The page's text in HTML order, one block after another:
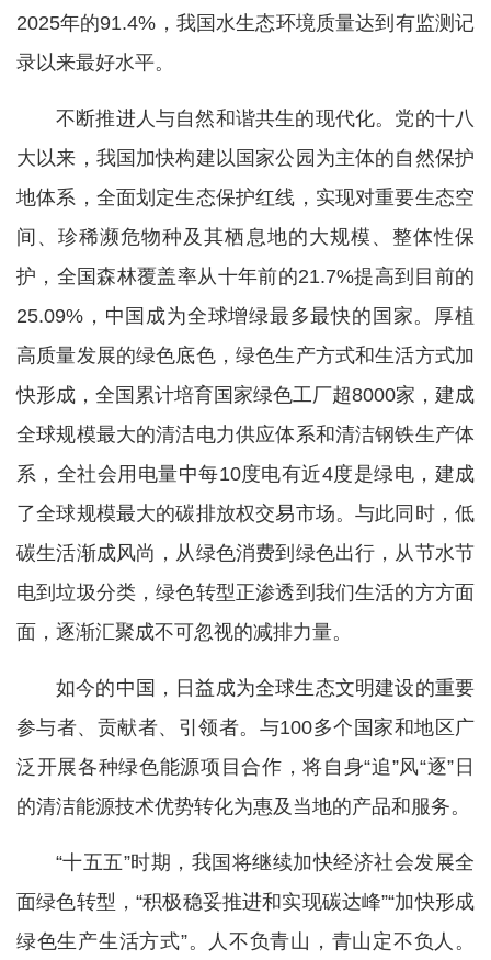
2025年的91.4%，我国水生态环境质量达到有监测记
录以来最好水平。
不断推进人与自然和谐共生的现代化。党的十八
大以来，我国加快构建以国家公园为主体的自然保护
地体系，全面划定生态保护红线，实现对重要生态空
间、珍稀濒危物种及其栖息地的大规模、整体性保
护，全国森林覆盖率从十年前的21.7%提高到目前的
25.09%，中国成为全球增绿最多最快的国家。厚植
高质量发展的绿色底色，绿色生产方式和生活方式加
快形成，全国累计培育国家绿色工厂超8000家，建成
全球规模最大的清洁电力供应体系和清洁钢铁生产体
系，全社会用电量中每10度电有近4度是绿电，建成
了全球规模最大的碳排放权交易市场。与此同时，低
碳生活渐成风尚，从绿色消费到绿色出行，从节水节
电到垃圾分类，绿色转型正渗透到我们生活的方方面
面，逐渐汇聚成不可忽视的减排力量。
如今的中国，日益成为全球生态文明建设的重要
参与者、贡献者、引领者。与100多个国家和地区广
泛开展各种绿色能源项目合作，将自身“追”风“逐”日
的清洁能源技术优势转化为惠及当地的产品和服务。
“十五五”时期，我国将继续加快经济社会发展全
面绿色转型，“积极稳妥推进和实现碳达峰”“加快形成
绿色生产生活方式”。人不负青山，青山定不负人。